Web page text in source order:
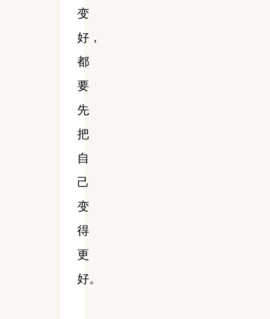
变
好，
都
要
先
把
自
己
变
得
更
好。